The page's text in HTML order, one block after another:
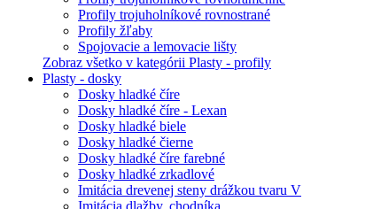
Profily trojuholníkové rovnostrané
Profily žľaby
Spojovacie a lemovacie lišty
Zobraz všetko v kategórii Plasty - profily
Plasty - dosky
Dosky hladké číre
Dosky hladké číre - Lexan
Dosky hladké biele
Dosky hladké čierne
Dosky hladké číre farebné
Dosky hladké zrkadlové
Imitácia drevenej steny drážkou tvaru V
Imitácia dlažby, chodníka